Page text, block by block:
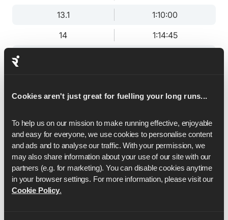
Cookies aren't just great for fuelling your long runs...
To help us on our mission to make running effective, enjoyable
and easy for everyone, we use cookies to personalise content
and ads and to analyse our traffic. With your permission, we
may also share information about your use of our site with our
partners (e.g. for marketing). You can disable cookies anytime
in your browser settings. For more information, please visit our
Cookie Policy.
13.1
1:10:00
14
1:14:45
17
1:30:46
19
1:41:27
20
1:46:48
21
1:52:08